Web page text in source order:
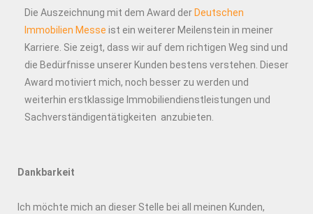
Die Auszeichnung mit dem Award derDeutschen
Immobilien Messe ist ein weiterer Meilenstein in meiner
Karriere. Sie zeigt, dass wir auf dem richtigen Weg sind und
die Bedürfnisse unserer Kunden bestens verstehen. Dieser
Award motiviert mich, noch besser zu werden und
weiterhin erstklassige Immobiliendienstleistungen und
Sachverständigentätigkeiten anzubieten.
Dankbarkeit
Ich möchte mich an dieser Stelle bei all meinen Kunden,